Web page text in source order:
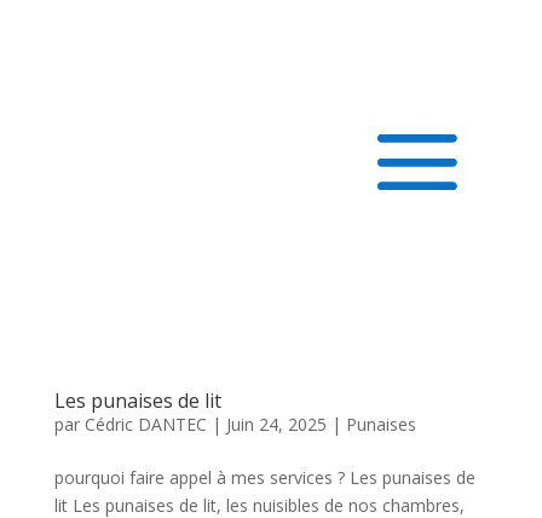
Les punaises de lit
par Cédric DANTEC | Juin 24, 2025 | Punaises
pourquoi faire appel à mes services ? Les punaises de
lit Les punaises de lit, les nuisibles de nos chambres,